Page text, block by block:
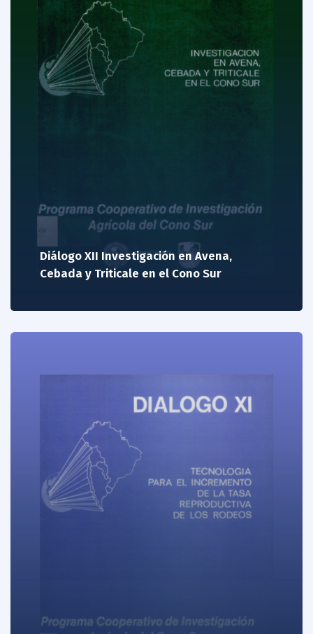
Diálogo XII Investigación en Avena,
Cebada y Triticale en el Cono Sur